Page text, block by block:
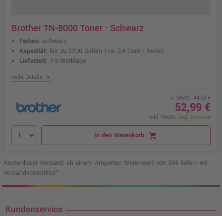
Brother TN-8000 Toner · Schwarz
Farben: schwarz
Kapazität: bis zu 2200 Seiten (ca. 2,4 Cent / Seite)
Lieferzeit: 1-3 Werktage
mehr Details chevron_right
o. MwSt. 44,53 €
52,99 €
inkl. MwSt. zzgl. Versand
In den Warenkorb shopping_cart
Kostenloser Versand: ab einem Ampertec Warenwert von 35€ liefern wir
versandkostenfrei!¹
Kundenservice